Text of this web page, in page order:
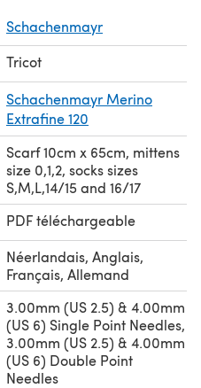
Schachenmayr
Tricot
Schachenmayr Merino
Extrafine 120
Scarf 10cm x 65cm, mittens
size 0,1,2, socks sizes
S,M,L,14/15 and 16/17
PDF téléchargeable
Néerlandais, Anglais,
Français, Allemand
3.00mm (US 2.5) & 4.00mm
(US 6) Single Point Needles,
3.00mm (US 2.5) & 4.00mm
(US 6) Double Point
Needles